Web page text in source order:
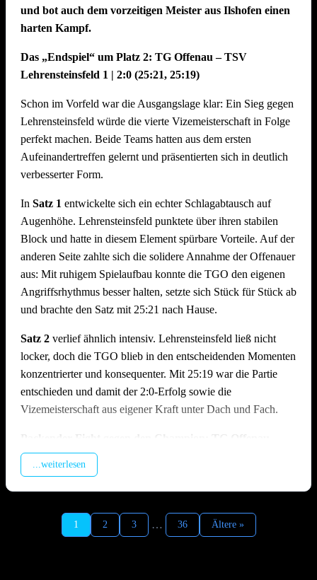
und bot auch dem vorzeitigen Meister aus Ilshofen einen
harten Kampf.
Das „Endspiel“ um Platz 2: TG Offenau – TSV
Lehrensteinsfeld 1 | 2:0 (25:21, 25:19)
Schon im Vorfeld war die Ausgangslage klar: Ein Sieg gegen
Lehrensteinsfeld würde die vierte Vizemeisterschaft in Folge
perfekt machen. Beide Teams hatten aus dem ersten
Aufeinandertreffen gelernt und präsentierten sich in deutlich
verbesserter Form.
In Satz 1 entwickelte sich ein echter Schlagabtausch auf
Augenhöhe. Lehrensteinsfeld punktete über ihren stabilen
Block und hatte in diesem Element spürbare Vorteile. Auf der
anderen Seite zahlte sich die solidere Annahme der Offenauer
aus: Mit ruhigem Spielaufbau konnte die TGO den eigenen
Angriffsrhythmus besser halten, setzte sich Stück für Stück ab
und brachte den Satz mit 25:21 nach Hause.
Satz 2 verlief ähnlich intensiv. Lehrensteinsfeld ließ nicht
locker, doch die TGO blieb in den entscheidenden Momenten
konzentrierter und konsequenter. Mit 25:19 war die Partie
entschieden und damit der 2:0-Erfolg sowie die
Vizemeisterschaft aus eigener Kraft unter Dach und Fach.
Packender Fight gegen den Champion: TG Offenau –
TSV Ilshofen | 1:2 (19:25, 25:23, 18:25)
Satz 1 geriet die TGO früh in Rückstand, da der enorme
Aufschlagsdruck der Gäste den Spielaufbau erschwerte und
...weiterlesen
1 2 3 … 36 Ältere »